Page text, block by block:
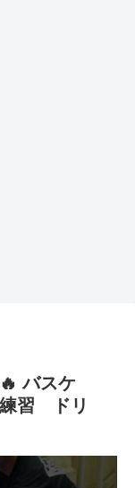
バスケ
習 ドリ